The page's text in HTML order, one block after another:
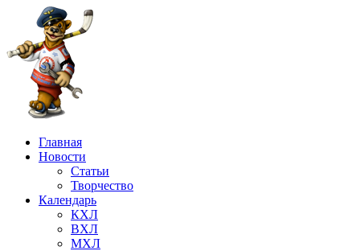
Главная
Новости
Статьи
Творчество
Календарь
КХЛ
ВХЛ
МХЛ